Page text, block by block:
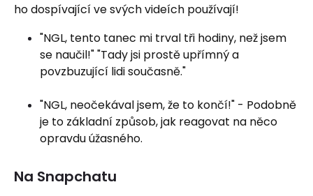
ho dospívající ve svých videích používají!
"NGL, tento tanec mi trval tři hodiny, než jsem
se naučil!" "Tady jsi prostě upřímný a
povzbuzující lidi současně."
"NGL, neočekával jsem, že to končí!" - Podobně
je to základní způsob, jak reagovat na něco
opravdu úžasného.
Na Snapchatu